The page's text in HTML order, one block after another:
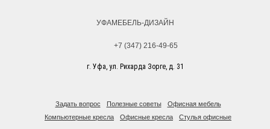
УФАМЕБЕЛЬ-ДИЗАЙН
+7 (347) 216-49-65
г. Уфа, ул. Рихарда Зорге, д. 31
Задать вопрос Полезные советы
Офисная мебель
Компьютерные кресла
Офисные кресла Стулья офисные